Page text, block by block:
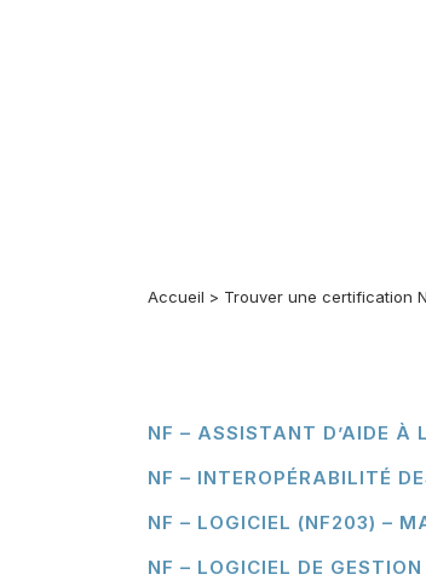
Accueil > Trouver une certification
NF – ASSISTANT D’AIDE À
NF – INTEROPÉRABILITÉ
NF – LOGICIEL (NF203) –
NF – LOGICIEL DE